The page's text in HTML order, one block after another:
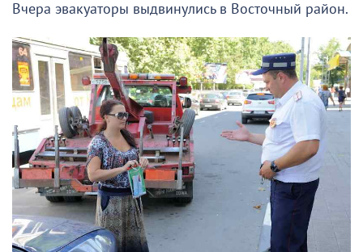
Вчера эвакуаторы выдвинулись в Восточный район.